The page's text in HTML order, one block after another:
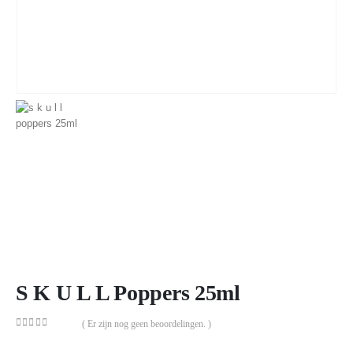
S K U L L Poppers 25ml
( Er zijn nog geen beoordelingen. )